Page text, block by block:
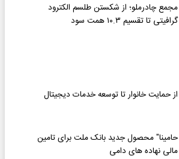
مجمع چادرملو؛ از شکستن طلسم الکترود
گرافیتی تا تقسیم ۱۰.۳ همت سود
از حمایت خانوار تا توسعه خدمات دیجیتال
حامینا" محصول جدید بانک ملت برای تامین
مالی نهاده های دامی